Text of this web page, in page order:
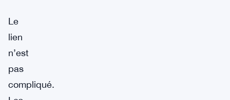
Le
lien
n’est
pas
compliqué.